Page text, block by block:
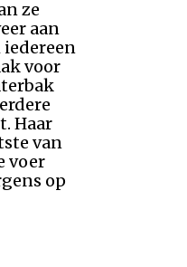
ze
aan
iedereen
voor
Haar
van
voer
op